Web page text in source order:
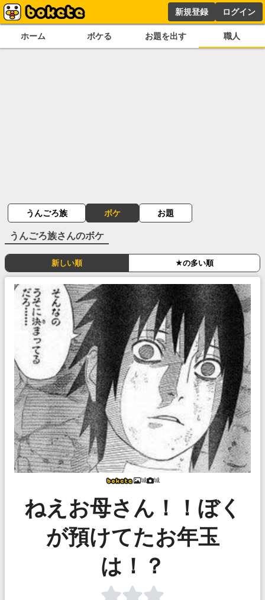
新規登録 ログイン
ホーム ボケる お題を出す 職人
うんごろ族 ボケ お題
うんごろ族さんのボケ
新しい順 ★の多い順
城 城
ねえお母さん！！ぼく
が預けてたお年玉
は！？